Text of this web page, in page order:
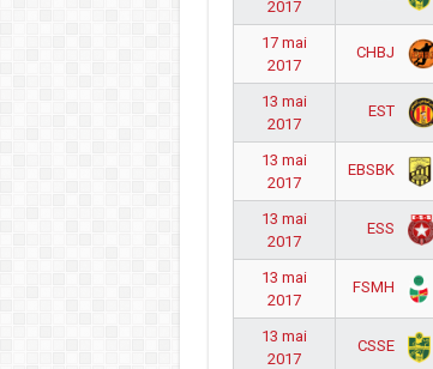
2017
17 mai
2017
CHBJ
13 mai
2017
EST
13 mai
2017
EBSBK
13 mai
2017
ESS
13 mai
2017
FSMH
13 mai
2017
CSSE